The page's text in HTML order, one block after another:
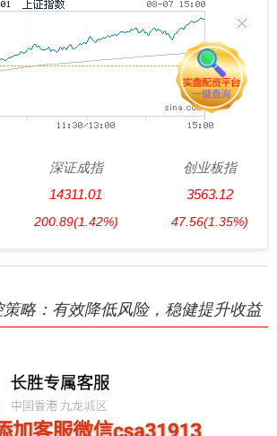
深证成指
14311.01
200.89(1.42%)
创业板指
3563.12
47.56(1.35%)
略：有效降低风险，稳健提升收益